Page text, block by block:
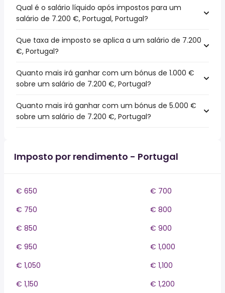
Qual é o salário líquido após impostos para um
salário de 7.200 €, Portugal, Portugal?
Que taxa de imposto se aplica a um salário de 7.200
€, Portugal?
Quanto mais irá ganhar com um bónus de 1.000 €
sobre um salário de 7.200 €, Portugal?
Quanto mais irá ganhar com um bónus de 5.000 €
sobre um salário de 7.200 €, Portugal?
Imposto por rendimento - Portugal
€ 650
€ 700
€ 750
€ 800
€ 850
€ 900
€ 950
€ 1,000
€ 1,050
€ 1,100
€ 1,150
€ 1,200